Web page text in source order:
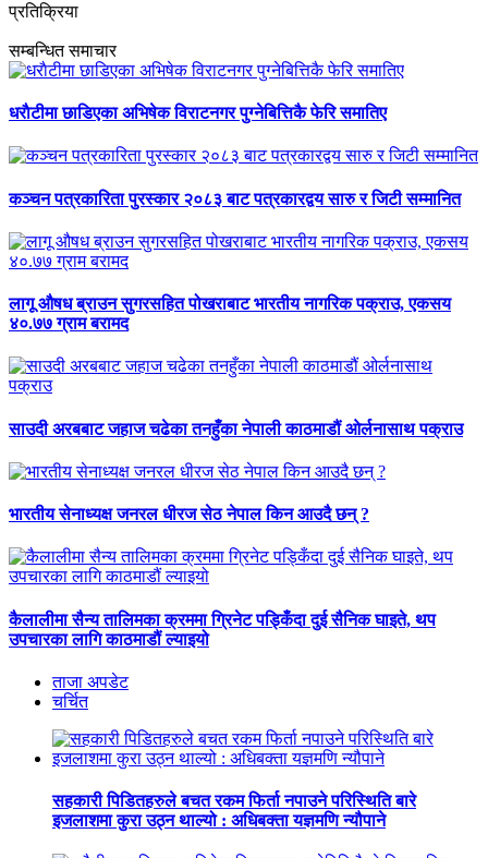
प्रतिक्रिया
सम्बन्धित समाचार
धराैटीमा छाडिएका अभिषेक विराटनगर पुग्नेबित्तिकै फेरि समातिए
कञ्चन पत्रकारिता पुरस्कार २०८३ बाट पत्रकारद्वय सारु र जिटी सम्मानित
लागू औषध ब्राउन सुगरसहित पोखराबाट भारतीय नागरिक पक्राउ, एकसय
४०.७७ ग्राम बरामद
साउदी अरबबाट जहाज चढेका तनहुँका नेपाली काठमाडौं ओर्लनासाथ पक्राउ
भारतीय सेनाध्यक्ष जनरल धीरज सेठ नेपाल किन आउदै छन् ?
कैलालीमा सैन्य तालिमका क्रममा ग्रिनेट पड्किँदा दुई सैनिक घाइते, थप
उपचारका लागि काठमाडौं ल्याइयो
ताजा अपडेट
चर्चित
सहकारी पिडितहरुले बचत रकम फिर्ता नपाउने परिस्थिति बारे
इजलाशमा कुरा उठ्न थाल्यो : अधिबक्ता यज्ञमणि न्यौपाने